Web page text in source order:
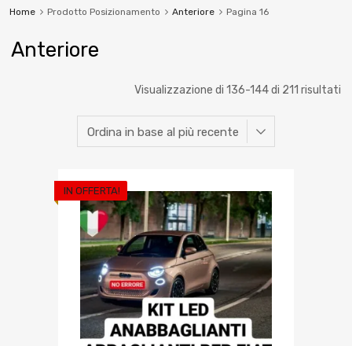
Home Prodotto Posizionamento Anteriore Pagina 16
Anteriore
Visualizzazione di 136-144 di 211 risultati
IN OFFERTA!